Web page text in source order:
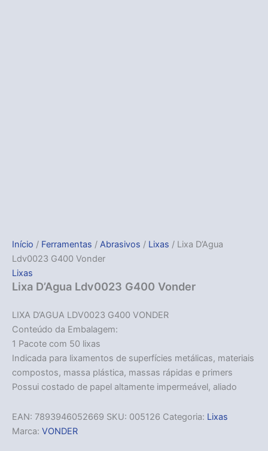
Início / Ferramentas / Abrasivos / Lixas / Lixa D’Agua
Ldv0023 G400 Vonder
Lixas
Lixa D’Agua Ldv0023 G400 Vonder
LIXA D’AGUA LDV0023 G400 VONDER
Conteúdo da Embalagem:
1 Pacote com 50 lixas
Indicada para lixamentos de superfícies metálicas, materiais
compostos, massa plástica, massas rápidas e primers
Possui costado de papel altamente impermeável, aliado
EAN: 7893946052669 SKU: 005126 Categoria: Lixas
Marca: VONDER